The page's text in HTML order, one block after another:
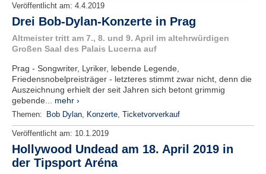
Veröffentlicht am: 4.4.2019
Drei Bob-Dylan-Konzerte in Prag
Altmeister tritt am 7., 8. und 9. April im altehrwürdigen
Großen Saal des Palais Lucerna auf
Prag - Songwriter, Lyriker, lebende Legende,
Friedensnobelpreisträger - letzteres stimmt zwar nicht, denn die
Auszeichnung erhielt der seit Jahren sich betont grimmig
gebende... mehr ›
Themen: Bob Dylan, Konzerte, Ticketvorverkauf
Veröffentlicht am: 10.1.2019
Hollywood Undead am 18. April 2019 in
der Tipsport Aréna